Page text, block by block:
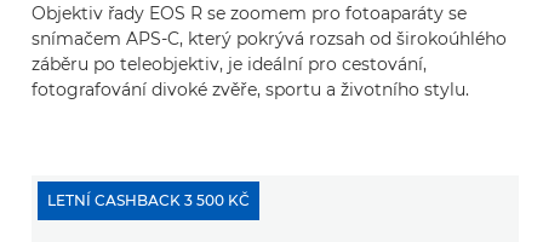
Objektiv řady EOS R se zoomem pro fotoaparáty se
snímačem APS-C, který pokrývá rozsah od širokoúhlého
záběru po teleobjektiv, je ideální pro cestování,
fotografování divoké zvěře, sportu a životního stylu.
LETNÍ CASHBACK 3 500 KČ